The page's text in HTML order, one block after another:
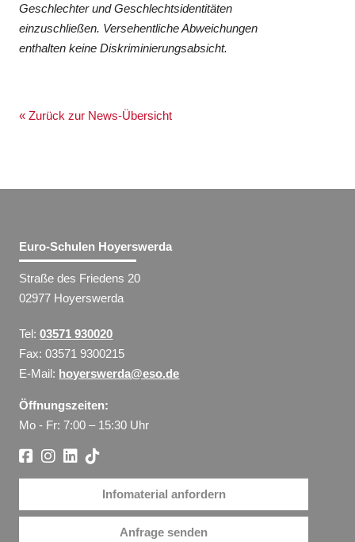
Geschlechter und Geschlechtsidentitäten
einzuschließen. Versehentliche Abweichungen
enthalten keine Diskriminierungsabsicht.
« Zurück zur News-Übersicht
Euro-Schulen Hoyerswerda
Straße des Friedens 20
02977 Hoyerswerda
Tel:03571 930020
Fax: 03571 9300215
E-Mail: hoyerswerda@eso.de
Öffnungszeiten:
Mo - Fr: 7:00 – 15:30 Uhr
Infomaterial anfordern
Anfrage senden